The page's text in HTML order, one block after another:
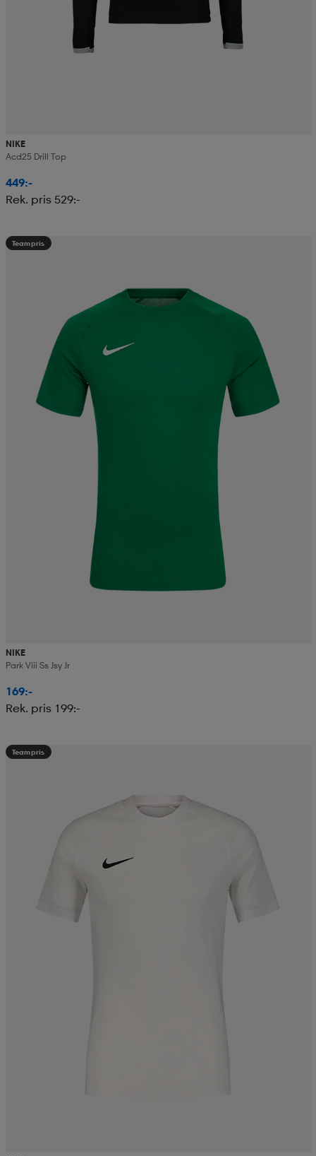
NIKE
Acd25 Drill Top
449:-
Rek. pris 529:-
Teampris
NIKE
Park Viii Ss Jsy Jr
169:-
Rek. pris 199:-
Teampris